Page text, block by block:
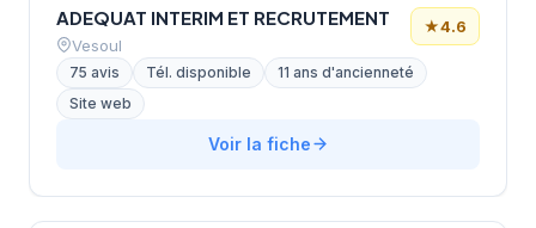
ADEQUAT INTERIM ET RECRUTEMENT
Vesoul
★4.6
75 avis Tél. disponible
11 ans d'ancienneté
Site web
Voir la fiche